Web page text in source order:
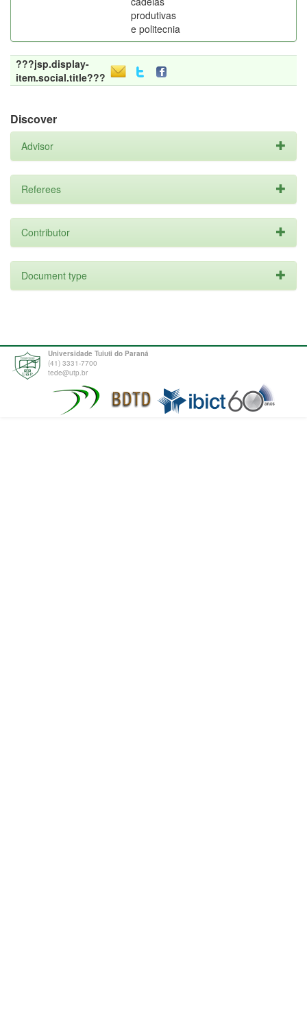
produtivas
e politecnia
???jsp.display-
item.social.title???
Discover
Advisor
Referees
Contributor
Document type
Universidade Tuiuti do Paraná
(41) 3331-7700
tede@utp.br